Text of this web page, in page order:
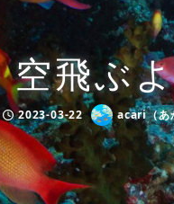
空飛ぶ
Published
2023-03-22
Author
acari（あ